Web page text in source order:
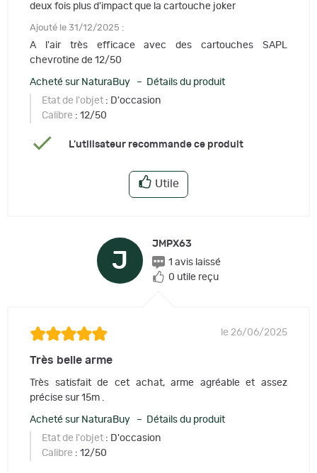
deux fois plus d'impact que la cartouche joker
Ajouté le 31/12/2025 :
A l'air très efficace avec des cartouches SAPL
chevrotine de 12/50
Acheté sur NaturaBuy – Détails du produit
Etat de l'objet : D'occasion
Calibre : 12/50
L'utilisateur recommande ce produit
Utile
J
JMPX63
1 avis laissé
0 utile reçu
le 26/06/2025
Très belle arme
Très satisfait de cet achat, arme agréable et assez
précise sur 15m .
Acheté sur NaturaBuy – Détails du produit
Etat de l'objet : D'occasion
Calibre : 12/50